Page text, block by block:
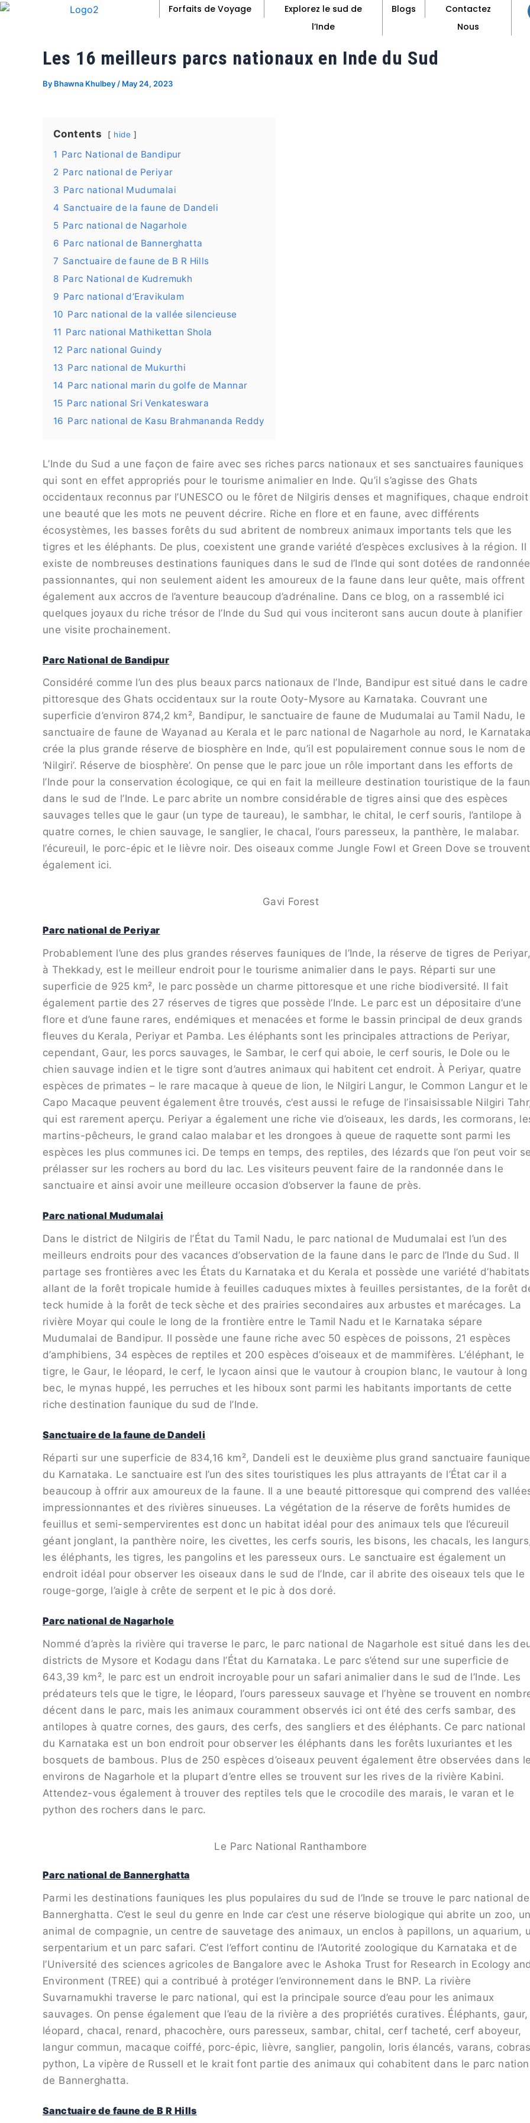
Skip
Forfaits de Voyage
Explorez le sud de
l’Inde
Blogs
Contactez
Nous
Les 16 meilleurs parcs nationaux en Inde du Sud
By Bhawna Khulbey / May 24, 2023
Contents hide
1 Parc National de Bandipur
2 Parc national de Periyar
3 Parc national Mudumalai
4 Sanctuaire de la faune de Dandeli
5 Parc national de Nagarhole
6 Parc national de Bannerghatta
7 Sanctuaire de faune de B R Hills
8 Parc National de Kudremukh
9 Parc national d’Eravikulam
10 Parc national de la vallée silencieuse
11 Parc national Mathikettan Shola
12 Parc national Guindy
13 Parc national de Mukurthi
14 Parc national marin du golfe de Mannar
15 Parc national Sri Venkateswara
16 Parc national de Kasu Brahmananda Reddy
L’Inde du Sud a une façon de faire avec ses riches parcs nationaux et ses sanctuaires fauniques
qui sont en effet appropriés pour le tourisme animalier en Inde. Qu’il s’agisse des Ghats
occidentaux reconnus par l’UNESCO ou le fôret de Nilgiris denses et magnifiques, chaque
une beauté que les mots ne peuvent décrire. Riche en flore et en faune, avec différents
écosystèmes, les basses forêts du sud abritent de nombreux animaux importants tels que les
tigres et les éléphants. De plus, coexistent une grande variété d’espèces exclusives à la région. Il
existe de nombreuses destinations fauniques dans le sud de l’Inde qui sont dotées de
passionnantes, qui non seulement aident les amoureux de la faune dans leur quête, mais offrent
également aux accros de l’aventure beaucoup d’adrénaline. Dans ce blog, on a rassemblé ici
quelques joyaux du riche trésor de l’Inde du Sud qui vous inciteront sans aucun doute à planifier
une visite prochainement.
Parc National de Bandipur
Considéré comme l’un des plus beaux parcs nationaux de l’Inde, Bandipur est situé dans le cadre
pittoresque des Ghats occidentaux sur la route Ooty-Mysore au Karnataka. Couvrant une
superficie d’environ 874,2 km², Bandipur, le sanctuaire de faune de Mudumalai au Tamil Nadu, le
sanctuaire de faune de Wayanad au Kerala et le parc national de Nagarhole au nord, le
crée la plus grande réserve de biosphère en Inde, qu’il est populairement connue sous le nom de
‘Nilgiri’. Réserve de biosphère’. On pense que le parc joue un rôle important dans les efforts de
l’Inde pour la conservation écologique, ce qui en fait la meilleure destination touristique de la
dans le sud de l’Inde. Le parc abrite un nombre considérable de tigres ainsi que des espèces
sauvages telles que le gaur (un type de taureau), le sambhar, le chital, le cerf souris, l’antilope à
quatre cornes, le chien sauvage, le sanglier, le chacal, l’ours paresseux, la panthère, le malabar.
l’écureuil, le porc-épic et le lièvre noir. Des oiseaux comme Jungle Fowl et Green Dove se trouvent
également ici.
Gavi Forest
Parc national de Periyar
Probablement l’une des plus grandes réserves fauniques de l’Inde, la réserve de tigres de
à Thekkady, est le meilleur endroit pour le tourisme animalier dans le pays. Réparti sur une
superficie de 925 km², le parc possède un charme pittoresque et une riche biodiversité. Il fait
également partie des 27 réserves de tigres que possède l’Inde. Le parc est un dépositaire d’une
flore et d’une faune rares, endémiques et menacées et forme le bassin principal de deux grands
fleuves du Kerala, Periyar et Pamba. Les éléphants sont les principales attractions de Periyar,
cependant, Gaur, les porcs sauvages, le Sambar, le cerf qui aboie, le cerf souris, le Dole ou le
chien sauvage indien et le tigre sont d’autres animaux qui habitent cet endroit. À Periyar, quatre
espèces de primates – le rare macaque à queue de lion, le Nilgiri Langur, le Common Langur et le
Capo Macaque peuvent également être trouvés, c’est aussi le refuge de l’insaisissable Nilgiri
qui est rarement aperçu. Periyar a également une riche vie d’oiseaux, les dards, les cormorans,
martins-pêcheurs, le grand calao malabar et les drongoes à queue de raquette sont parmi les
espèces les plus communes ici. De temps en temps, des reptiles, des lézards que l’on peut voir
prélasser sur les rochers au bord du lac. Les visiteurs peuvent faire de la randonnée dans le
sanctuaire et ainsi avoir une meilleure occasion d’observer la faune de près.
Parc national Mudumalai
Dans le district de Nilgiris de l’État du Tamil Nadu, le parc national de Mudumalai est l’un des
meilleurs endroits pour des vacances d’observation de la faune dans le parc de l’Inde du Sud. Il
partage ses frontières avec les États du Karnataka et du Kerala et possède une variété d’habitats
allant de la forêt tropicale humide à feuilles caduques mixtes à feuilles persistantes, de la forêt
teck humide à la forêt de teck sèche et des prairies secondaires aux arbustes et marécages. La
rivière Moyar qui coule le long de la frontière entre le Tamil Nadu et le Karnataka sépare
Mudumalai de Bandipur. Il possède une faune riche avec 50 espèces de poissons, 21 espèces
d’amphibiens, 34 espèces de reptiles et 200 espèces d’oiseaux et de mammifères. L’éléphant, le
tigre, le Gaur, le léopard, le cerf, le lycaon ainsi que le vautour à croupion blanc, le vautour à long
bec, le mynas huppé, les perruches et les hiboux sont parmi les habitants importants de cette
riche destination faunique du sud de l’Inde.
Sanctuaire de la faune de Dandeli
Réparti sur une superficie de 834,16 km², Dandeli est le deuxième plus grand sanctuaire faunique
du Karnataka. Le sanctuaire est l’un des sites touristiques les plus attrayants de l’État car il a
beaucoup à offrir aux amoureux de la faune. Il a une beauté pittoresque qui comprend des
impressionnantes et des rivières sinueuses. La végétation de la réserve de forêts humides de
feuillus et semi-sempervirentes est donc un habitat idéal pour des animaux tels que l’écureuil
géant jonglant, la panthère noire, les civettes, les cerfs souris, les bisons, les chacals, les
les éléphants, les tigres, les pangolins et les paresseux ours. Le sanctuaire est également un
endroit idéal pour observer les oiseaux dans le sud de l’Inde, car il abrite des oiseaux tels que le
rouge-gorge, l’aigle à crête de serpent et le pic à dos doré.
Parc national de Nagarhole
Nommé d’après la rivière qui traverse le parc, le parc national de Nagarhole est situé dans les
districts de Mysore et Kodagu dans l’État du Karnataka. Le parc s’étend sur une superficie de
643,39 km², le parc est un endroit incroyable pour un safari animalier dans le sud de l’Inde. Les
prédateurs tels que le tigre, le léopard, l’ours paresseux sauvage et l’hyène se trouvent en
décent dans le parc, mais les animaux couramment observés ici ont été des cerfs sambar, des
antilopes à quatre cornes, des gaurs, des cerfs, des sangliers et des éléphants. Ce parc national
du Karnataka est un bon endroit pour observer les éléphants dans les forêts luxuriantes et les
bosquets de bambous. Plus de 250 espèces d’oiseaux peuvent également être observées dans
environs de Nagarhole et la plupart d’entre elles se trouvent sur les rives de la rivière Kabini.
Attendez-vous également à trouver des reptiles tels que le crocodile des marais, le varan et le
python des rochers dans le parc.
Le Parc National Ranthambore
Parc national de Bannerghatta
Parmi les destinations fauniques les plus populaires du sud de l’Inde se trouve le parc national de
Bannerghatta. C’est le seul du genre en Inde car c’est une réserve biologique qui abrite un zoo,
animal de compagnie, un centre de sauvetage des animaux, un enclos à papillons, un aquarium,
serpentarium et un parc safari. C’est l’effort continu de l’Autorité zoologique du Karnataka et de
l’Université des sciences agricoles de Bangalore avec le Ashoka Trust for Research in Ecology
Environment (TREE) qui a contribué à protéger l’environnement dans le BNP. La rivière
Suvarnamukhi traverse le parc national, qui est la principale source d’eau pour les animaux
sauvages. On pense également que l’eau de la rivière a des propriétés curatives. Éléphants, gaur,
léopard, chacal, renard, phacochère, ours paresseux, sambar, chital, cerf tacheté, cerf aboyeur,
langur commun, macaque coiffé, porc-épic, lièvre, sanglier, pangolin, loris élancés, varans,
python, La vipère de Russell et le krait font partie des animaux qui cohabitent dans le parc
de Bannerghatta.
Sanctuaire de faune de B R Hills